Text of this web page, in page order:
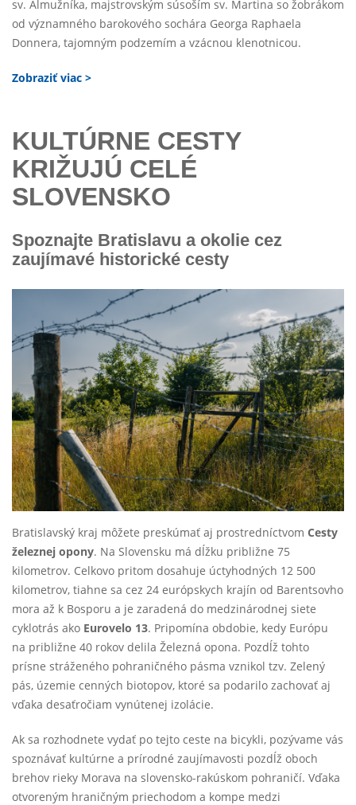
sv. Almužníka, majstrovským súsoším sv. Martina so žobrákom
od významného barokového sochára Georga Raphaela
Donnera, tajomným podzemím a vzácnou klenotnicou.
Zobraziť viac >
KULTÚRNE CESTY
KRIŽUJÚ CELÉ
SLOVENSKO
Spoznajte Bratislavu a okolie cez
zaujímavé historické cesty
Bratislavský kraj môžete preskúmať aj prostredníctvom Cesty
železnej opony. Na Slovensku má dĺžku približne 75
kilometrov. Celkovo pritom dosahuje úctyhodných 12 500
kilometrov, tiahne sa cez 24 európskych krajín od Barentsovho
mora až k Bosporu a je zaradená do medzinárodnej siete
cyklotrás ako Eurovelo 13. Pripomína obdobie, kedy Európu
na približne 40 rokov delila Železná opona. Pozdĺž tohto
prísne stráženého pohraničného pásma vznikol tzv. Zelený
pás, územie cenných biotopov, ktoré sa podarilo zachovať aj
vďaka desaťročiam vynútenej izolácie.
Ak sa rozhodnete vydať po tejto ceste na bicykli, pozývame vás
spoznávať kultúrne a prírodné zaujímavosti pozdĺž oboch
brehov rieky Morava na slovensko-rakúskom pohraničí. Vďaka
otvoreným hraničným priechodom a kompe medzi